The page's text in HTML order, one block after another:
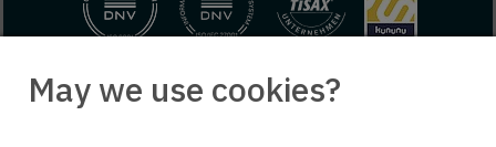
© 2025 engineering people GmbH. All rights reserved.
May we use cookies?